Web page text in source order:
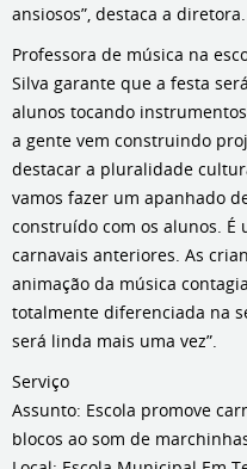
ansiosos”, destaca a diretora.
Professora de música na
Silva garante que a festa
alunos tocando
a gente vem construindo
destacar a pluralidade
vamos fazer um apanhado
construído com os alunos.
carnavais anteriores. As
animação da música
totalmente diferenciada na
será linda mais uma vez”.
Serviço
Assunto: Escola promove
blocos ao som de